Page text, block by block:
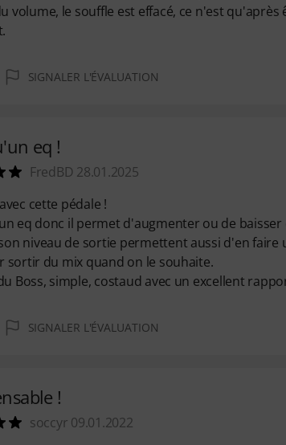
volume, le souffle est effacé, ce n'est
SIGNALER L'ÉVALUATION
eq !
FredBD 28.01.2025
cette pédale !
eq donc il permet d'augmenter ou de
niveau de sortie permettent aussi d'en
sortir du mix quand on le souhaite.
Boss, simple, costaud avec un excellent
SIGNALER L'ÉVALUATION
!
soccyr 09.01.2022